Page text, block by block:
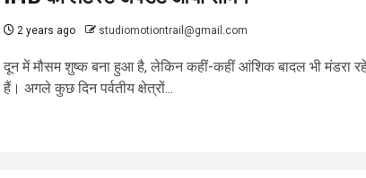
2 years ago studiomotiontrail@gmail.com
दून में मौसम शुष्क बना हुआ है, लेकिन कहीं-कहीं आंशिक बादल भी मंडरा
हैं। अगले कुछ दिन पर्वतीय क्षेत्रों...